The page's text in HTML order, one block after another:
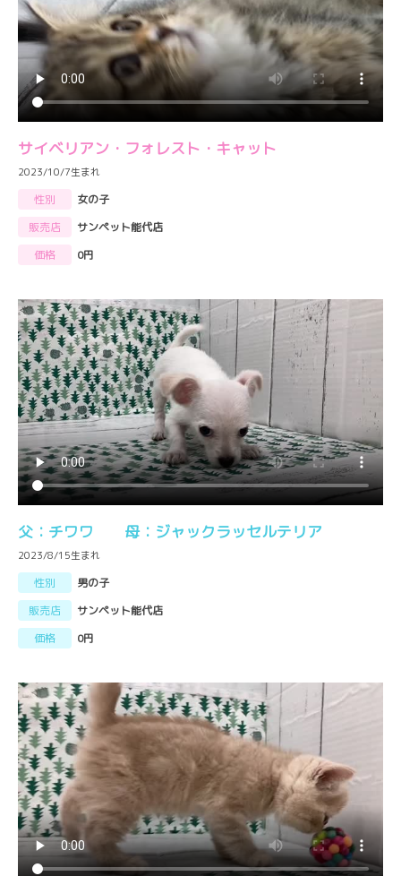
サイベリアン・フォレスト・キャット
2023/10/7生まれ
性別
女の子
販売店
サンペット能代店
価格
0円
父：チワワ 母：ジャックラッセルテリア
2023/8/15生まれ
性別
男の子
販売店
サンペット能代店
価格
0円